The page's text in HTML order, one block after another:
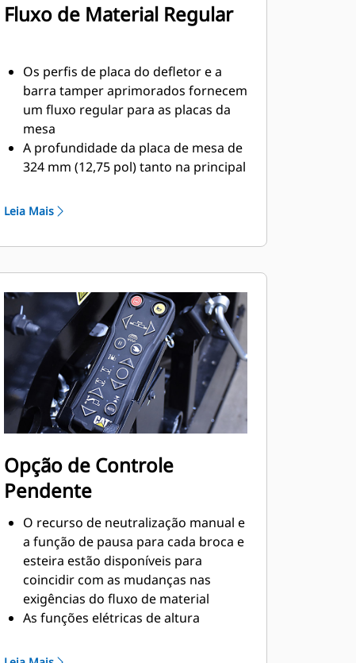
Fluxo de Material Regular
Os perfis de placa do defletor e a
barra tamper aprimorados fornecem
um fluxo regular para as placas da
mesa
A profundidade da placa de mesa de
324 mm (12,75 pol) tanto na principal
proporcionam estabilidade e boas
A opção de comporta na
resultando em melhor perfil de
borda e capacidade de
correspondência de junção
Leia Mais
Opção de Controle
Pendente
O recurso de neutralização manual e
a função de pausa para cada broca e
esteira estão disponíveis para
coincidir com as mudanças nas
exigências do fluxo de material
As funções elétricas de altura
do perfil